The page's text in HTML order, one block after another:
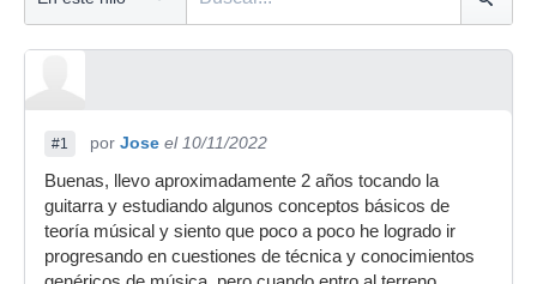
#1 por Jose el 10/11/2022
Buenas, llevo aproximadamente 2 años tocando la
guitarra y estudiando algunos conceptos básicos de
teoría músical y siento que poco a poco he logrado ir
progresando en cuestiones de técnica y conocimientos